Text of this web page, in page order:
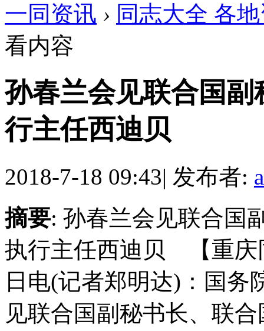
一同资讯 › 同志大全 各
看内容
孙春兰会见联合国
行主任西迪贝
2018-7-18 09:43| 发布者:
摘要: 孙春兰会见联合国
执行主任西迪贝 【重
日电(记者郑明达)：国务
见联合国副秘书长、联